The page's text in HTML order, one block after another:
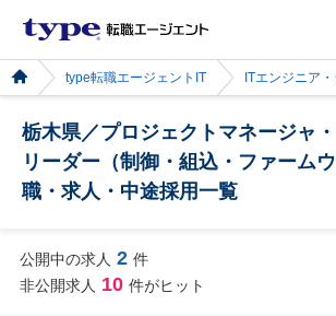
type転職エージェントIT ITエンジニア
栃木県／プロジェクトマネージャ
リーダー（制御・組込・ファーム
職・求人・中途採用一覧
公開中の求人 2 件
非公開求人 10 件がヒット